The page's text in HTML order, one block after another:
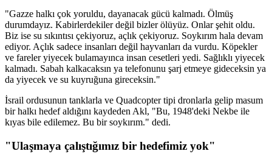
"Gazze halkı çok yoruldu, dayanacak gücü kalmadı. Ölmüş
durumdayız. Kabirlerdekiler değil bizler ölüyüz. Onlar şehit oldu.
Biz ise su sıkıntısı çekiyoruz, açlık çekiyoruz. Soykırım hala devam
ediyor. Açlık sadece insanları değil hayvanları da vurdu. Köpekler
ve fareler yiyecek bulamayınca insan cesetleri yedi. Sağlıklı yiyecek
kalmadı. Sabah kalkacaksın ya telefonunu şarj etmeye gideceksin ya
da yiyecek ve su kuyruğuna gireceksin."
İsrail ordusunun tanklarla ve Quadcopter tipi dronlarla gelip masum
bir halkı hedef aldığını kaydeden Akl, "Bu, 1948'deki Nekbe ile
kıyas bile edilemez. Bu bir soykırım." dedi.
"Ulaşmaya çalıştığımız bir hedefimiz yok"